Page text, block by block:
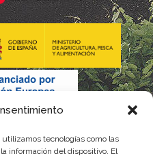
tecnologías como las
información del dispositivo. El
realizada por este Consejo